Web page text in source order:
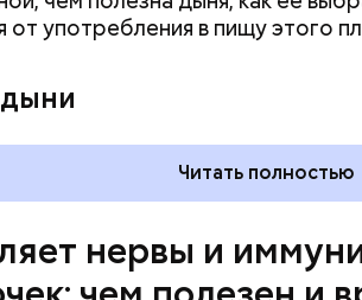
от употребления в пищу этого
Читать полностью
нервы и
кислотности желудка и